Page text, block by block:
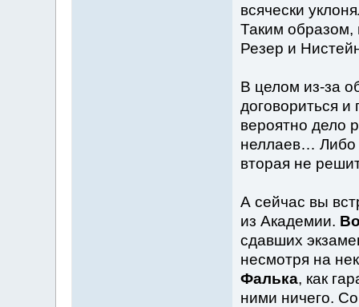
всячески
Таким образом,
Резер и
В целом из-за
договориться и
вероятно дело
неллаев… Либо
вторая не
А сейчас вы
из Академии.
сдавших
несмотря на
Фалька, как
ними ничего.